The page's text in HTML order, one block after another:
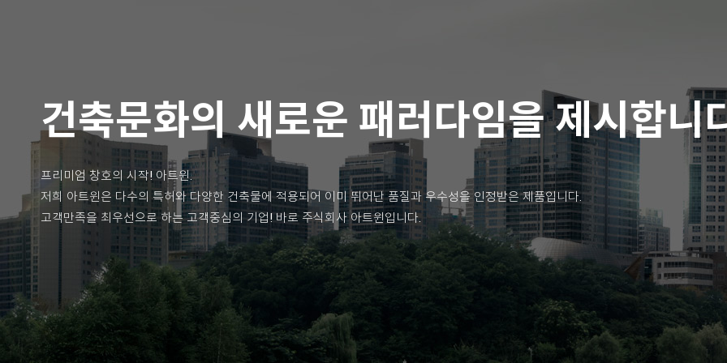
건축문화의 새로운 패러다임을 제시합니
프리미엄 창호의 시작! 아트윈.
저희 아트윈은 다수의 특허와 다양한 건축물에 적용되어 이미 뛰어난 품질과 우수성을 인정받은 제품입니다.
고객만족을 최우선으로 하는 고객중심의 기업! 바로 주식회사 아트윈입니다.